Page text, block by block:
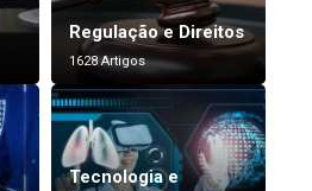
Regulação e Direitos
1628 Artigos
Tecnologia e